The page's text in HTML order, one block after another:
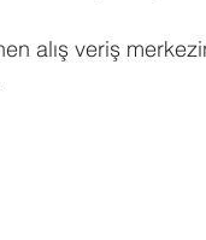
alış veriş